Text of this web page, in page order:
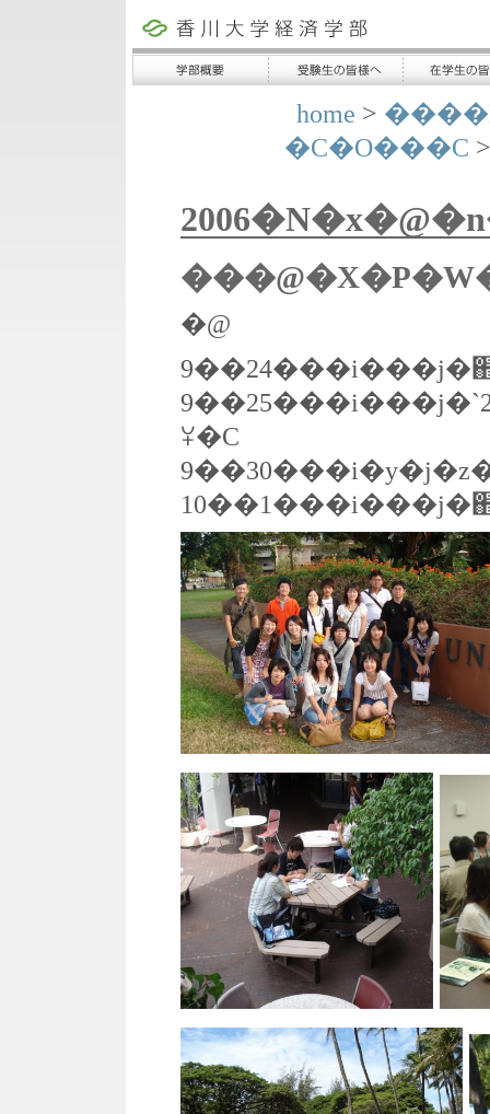
home >
�C�O���C
�@
ꌤ�C